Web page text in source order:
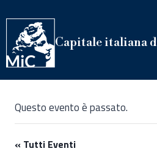
al
contenuto
Capitale italiana
Questo evento è passato.
« Tutti Eventi